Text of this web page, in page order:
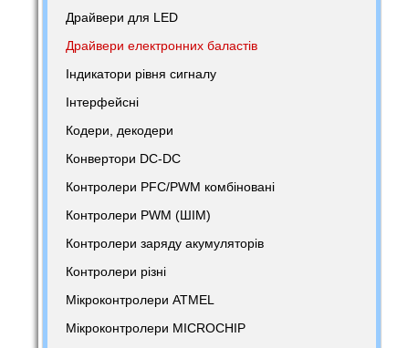
Драйвери для LED
Драйвери електронних баластів
Індикатори рівня сигналу
Інтерфейсні
Кодери, декодери
Конвертори DC-DC
Контролери PFC/PWM комбіновані
Контролери PWM (ШІМ)
Контролери заряду акумуляторів
Контролери різні
Мікроконтролери ATMEL
Мікроконтролери MICROCHIP